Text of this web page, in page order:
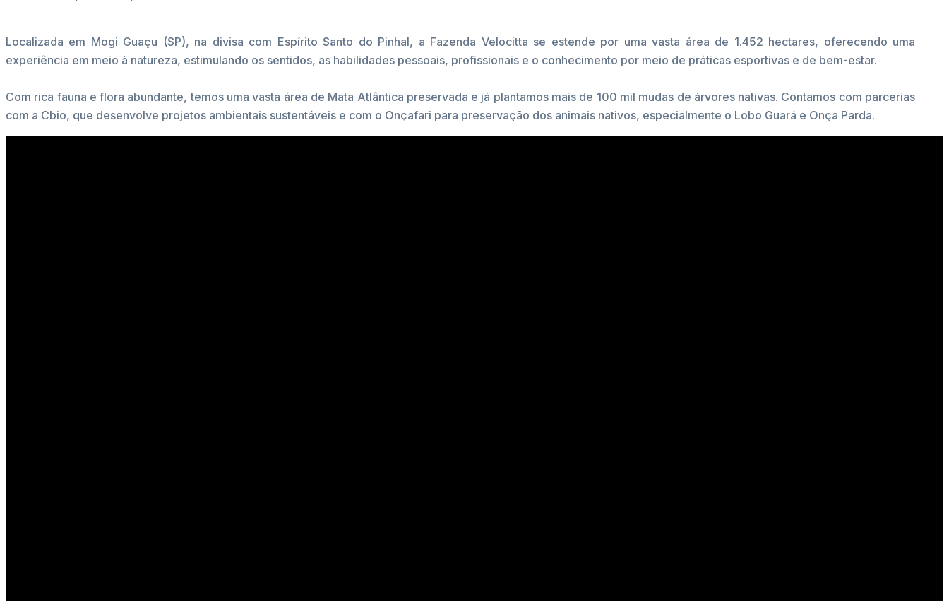
Localizada em Mogi Guaçu (SP), na divisa com Espírito Santo do Pinhal, a Fazenda Velocitta se estende por uma vasta área de 1.452 hectares, oferecendo uma
experiência em meio à natureza, estimulando os sentidos, as habilidades pessoais, profissionais e o conhecimento por meio de práticas esportivas e de bem-estar.
Com rica fauna e flora abundante, temos uma vasta área de Mata Atlântica preservada e já plantamos mais de 100 mil mudas de árvores nativas. Contamos com parcerias
com a Cbio, que desenvolve projetos ambientais sustentáveis e com o Onçafari para preservação dos animais nativos, especialmente o Lobo Guará e Onça Parda.